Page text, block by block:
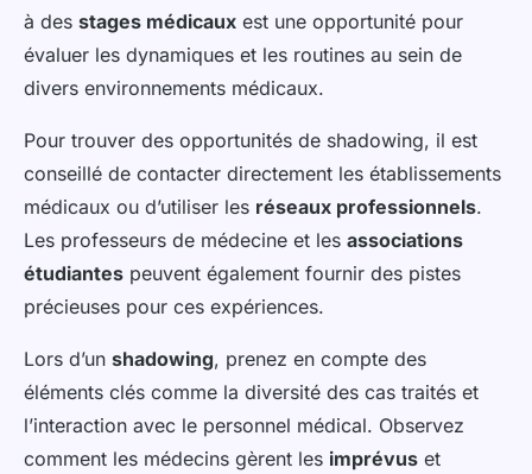
à des stages médicaux est une opportunité pour
évaluer les dynamiques et les routines au sein de
divers environnements médicaux.
Pour trouver des opportunités de shadowing, il est
conseillé de contacter directement les établissements
médicaux ou d’utiliser les réseaux professionnels.
Les professeurs de médecine et les associations
étudiantes peuvent également fournir des pistes
précieuses pour ces expériences.
Lors d’un shadowing, prenez en compte des
éléments clés comme la diversité des cas traités et
l’interaction avec le personnel médical. Observez
comment les médecins gèrent les imprévus et